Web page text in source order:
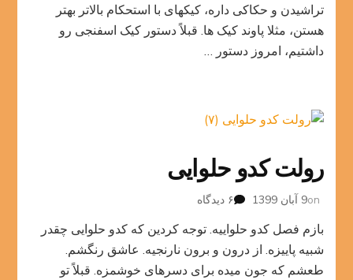
تراشیدن و حکاکی داره، کیکهای با استحکام بالاتر بهتر
هستن، مثلا پاوند کیک ها. قبلاً دستور کیک اسفنجی رو
داشتیم، امروز دستور …
رولت کدو حلوایی
on9 آبان 1399 ۶ دیدگاه
کدو
حلوایی
بازم فصل کدو حلواییه. توجه کردین که کدو حلوایی چقدر
شبیه پاییزه. از درون و برون نارنجیه. عاشق رنگشم.
طعشم که جون میده برای دسرهای خوشمزه. قبلاً تو